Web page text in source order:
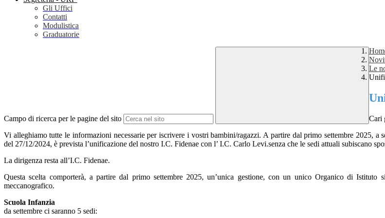
Gli Uffici
Contatti
Modulistica
Graduatorie
Campo di ricerca per le pagine del sito
Le
Cari
Vi alleghiamo tutte le informazioni necessarie per iscrivere i vostri bambini/ragazzi. A partire dal primo settembre 2025,
del 27/12/2024, è prevista l’unificazione del nostro I.C. Fidenae con l’ I.C. Carlo Levi.senza che le sedi attuali subiscano
La dirigenza resta all’I.C. Fidenae.
Questa scelta comporterà, a partire dal primo settembre 2025, un’unica gestione, con un unico Organico di
meccanografico.
Scuola Infanzia
da settembre ci saranno 5 sedi: